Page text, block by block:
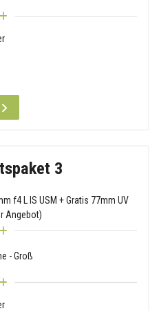
3
f4 L IS USM + Gratis 77mm UV
Angebot)
- Groß